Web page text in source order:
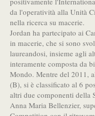
da l'operatività alla Unità
nella ricerca su macerie.
Jordan ha partecipato ai
in macerie, che si sono
laureandosi, insieme agli
interamente composta da
Mondo. Mentre del 2011,
(B), si è classificato al 6
altri due componenti della
Anna Maria Bellenzier,